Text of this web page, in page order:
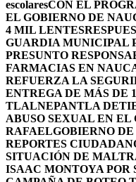
escolaresCON EL
EL GOBIERNO DE
4 MIL LENTES
GUARDIA MUNICIPAL
PRESUNTO
FARMACIAS EN
REFUERZA LA
ENTREGA DE MÁS DE
TLALNEPANTLA
ABUSO SEXUAL EN
RAFAELGOBIERNO
REPORTES
SITUACIÓN DE
ISAAC MONTOYA POR